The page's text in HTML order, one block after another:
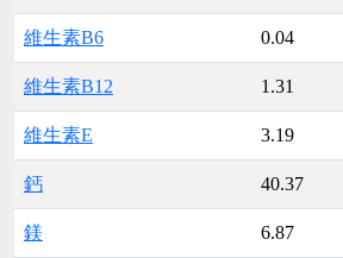
維生素B6 0.04
維生素B12 1.31
維生素E 3.19
鈣 40.37
鎂 6.87